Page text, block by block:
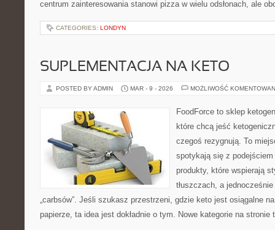
centrum zainteresowania stanowi pizza w wielu odsłonach, ale
CATEGORIES: LONDYN
SUPLEMENTACJA NA KETO
POSTED BY ADMIN MAR - 9 - 2026 MOŻLIWOŚĆ
FoodForce to sklep
które chcą jeść
czegoś rezygnują. To
spotykają się z
produkty, które wspierają
tłuszczach, a
„carbsów”. Jeśli szukasz przestrzeni, gdzie keto jest osiągalne
papierze, ta idea jest dokładnie o tym. Nowe kategorie na